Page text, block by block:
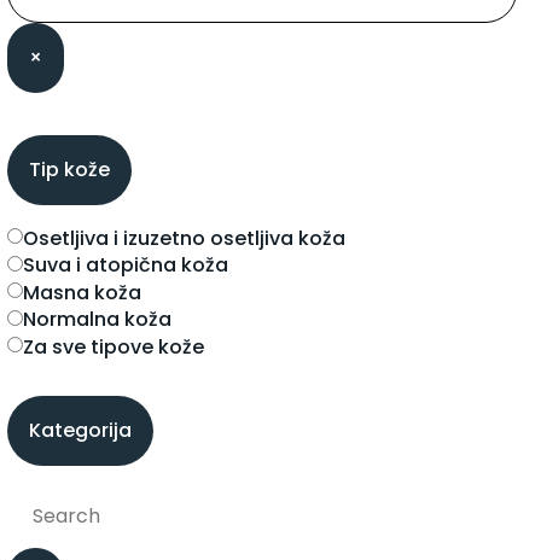
×
Tip kože
osetljiva i izuzetno osetljiva koža
suva i atopična koža
masna koža
normalna koža
za sve tipove kože
Kategorija